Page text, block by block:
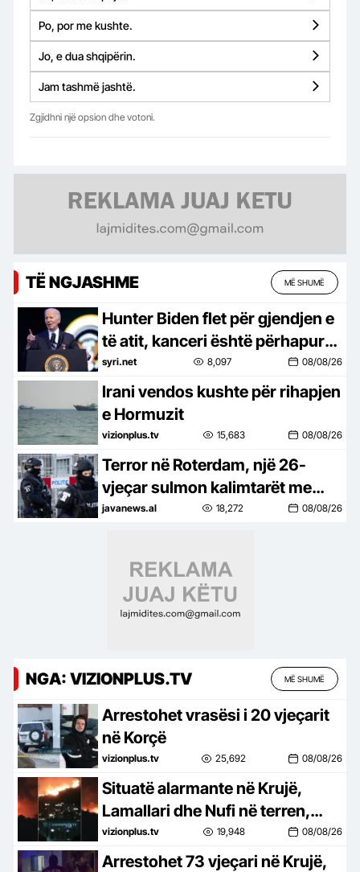
Po, por me kushte.
Jo, e dua shqipërin.
Jam tashmë jashtë.
Zgjidhni një opsion dhe votoni.
TË NGJASHME MË SHUMË
Hunter Biden flet për gjendjen e
të atit, kanceri është përhapur
në kocka
syri.net 8,097 08/08/26
Irani vendos kushte për rihapjen
e Hormuzit
vizionplus.tv 15,683 08/08/26
Terror në Roterdam, një 26-
vjeçar sulmon kalimtarët me
thikë dhe tenton një të dytë,
javanews.al 18,272 08/08/26
NGA: VIZIONPLUS.TV MË SHUMË
Arrestohet vrasësi i 20 vjeçarit
në Korçë
vizionplus.tv 25,692 08/08/26
Situatë alarmante në Krujë,
Lamallari dhe Nufi në terren,
apel banorëve pë evakuim
vizionplus.tv 19,948 08/08/26
Arrestohet 73 vjeçari në Krujë,